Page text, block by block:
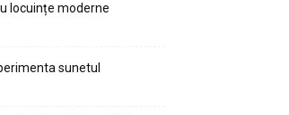
locuințe moderne
sunetul